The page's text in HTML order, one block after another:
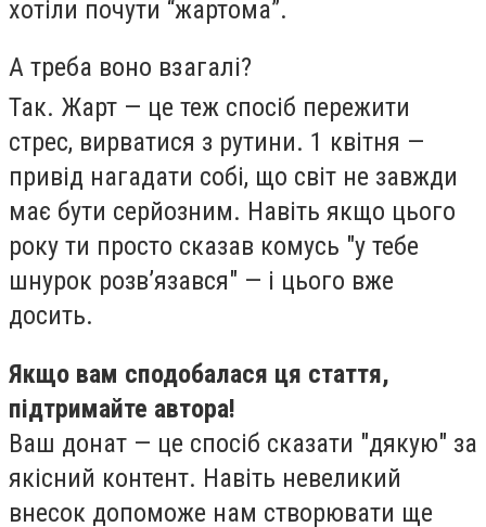
хотіли почути “жартома”.
А треба воно взагалі?
Так. Жарт — це теж спосіб пережити
стрес, вирватися з рутини. 1 квітня —
привід нагадати собі, що світ не завжди
має бути серйозним. Навіть якщо цього
року ти просто сказав комусь "у тебе
шнурок розв’язався" — і цього вже
досить.
Якщо вам сподобалася ця стаття,
підтримайте автора!
Ваш донат — це спосіб сказати "дякую" за
якісний контент. Навіть невеликий
внесок допоможе нам створювати ще